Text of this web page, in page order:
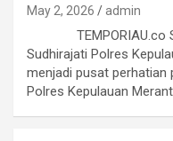
May 2, 2026 admin
TEMPORIAU.co
Sudhirajati Polres
menjadi pusat perhatian
Polres Kepulauan